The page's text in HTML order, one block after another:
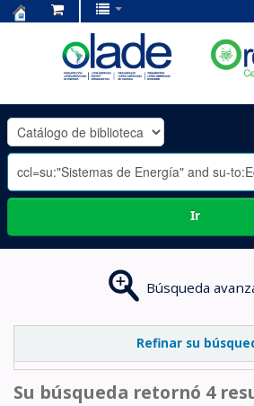
OLADE
-
Ir
Búsqueda
Refinar su
Su búsqueda retornó 4